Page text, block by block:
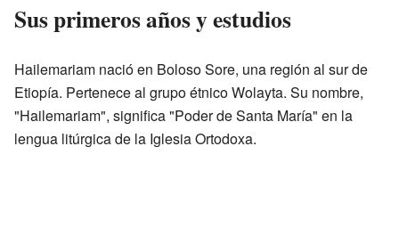
Sus primeros años y estudios
Hailemariam nació en Boloso Sore, una región al sur de
Etiopía. Pertenece al grupo étnico Wolayta. Su nombre,
"Hailemariam", significa "Poder de Santa María" en la
lengua litúrgica de la Iglesia Ortodoxa.